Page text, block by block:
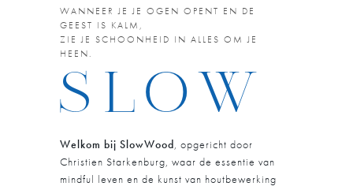
Welkom bij SlowWood, opgericht door
Christien Starkenburg, waar de essentie van
mindful leven en de kunst van houtbewerking
WANNEER JE JE OGEN OPENT EN DE
GEEST IS KALM,
ZIE JE SCHOONHEID IN ALLES OM JE
HEEN.
L
S OW